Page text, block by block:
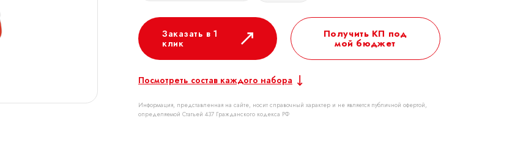
Заказать в 1
клик
Получить КП под
мой бюджет
Посмотреть состав каждого набора
Информация, представленная на сайте, носит справочный характер и не является публичной офертой,
определяемой Статьей 437 Гражданского кодекса РФ